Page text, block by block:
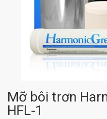
Mỡ bôi trơn
HFL-1